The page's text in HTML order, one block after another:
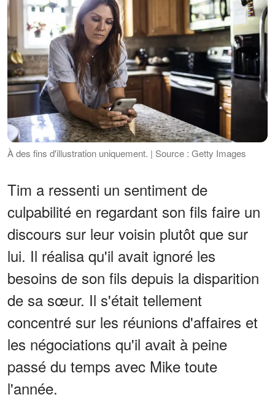
À des fins d'illustration uniquement. | Source : Getty Images
Tim a ressenti un sentiment de
culpabilité en regardant son fils faire un
discours sur leur voisin plutôt que sur
lui. Il réalisa qu'il avait ignoré les
besoins de son fils depuis la disparition
de sa sœur. Il s'était tellement
concentré sur les réunions d'affaires et
les négociations qu'il avait à peine
passé du temps avec Mike toute
l'année.